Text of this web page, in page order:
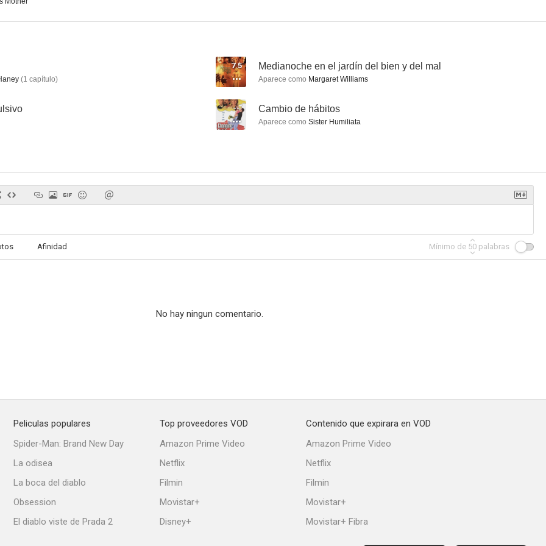
Clave: Omega Frances
-- -- -- -- --
Contrato para matar Estado crítico
-- --
(1 capítulo)
7.5 Medianoche en el jardín del bien y del mal
Aparece como Margaret Williams
-- Cambio de hábitos
Aparece como Sister Humiliata
Afinidad Mínimo de 50 palabras
No hay ningun comentario.
Peliculas populares
Spider-Man: Brand New Day
La odisea
La boca del diablo
Obsession
El diablo viste de Prada 2
Top proveedores VOD
Amazon Prime Video
Netflix
Filmin
Movistar+
Disney+
Contenido que expirara en VOD
Amazon Prime Video
Netflix
Filmin
Movistar+
Movistar+ Fibra